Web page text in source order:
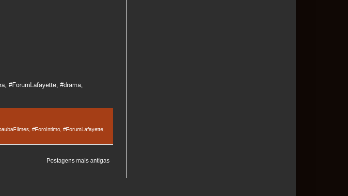
#ForumLafayette, #drama,
#ForoIntimo #ForumLafayette
Postagens mais antigas